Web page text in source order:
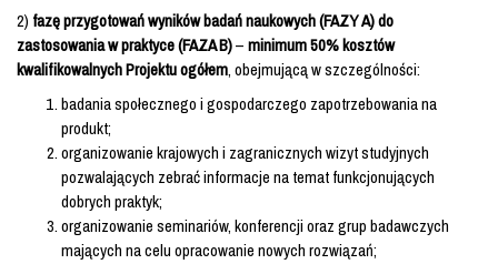
2) fazę przygotowań wyników badań naukowych (FAZY A) do
zastosowania w praktyce (FAZA B)–minimum 50% kosztów
kwalifikowalnych Projektu ogółem, obejmującą w szczególności:
badania społecznego i gospodarczego zapotrzebowania na
produkt;
organizowanie krajowych i zagranicznych wizyt studyjnych
pozwalających zebrać informacje na temat funkcjonujących
dobrych praktyk;
organizowanie seminariów, konferencji oraz grup badawczych
mających na celu opracowanie nowych rozwiązań;